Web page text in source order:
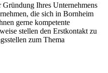
Ihres Unternehmens
die sich in Bornheim
gerne kompetente
stellen den Erstkontakt zu
zum Thema